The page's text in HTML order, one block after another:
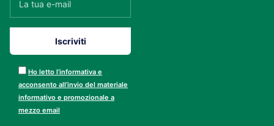
Ho letto l’informativa e
acconsento all’invio del materiale
informativo e promozionale a
mezzo email